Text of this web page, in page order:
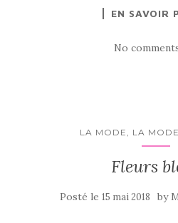
EN SAVOIR
No
LA MODE, LA
Fleurs
Posté le 15 mai 2018 by